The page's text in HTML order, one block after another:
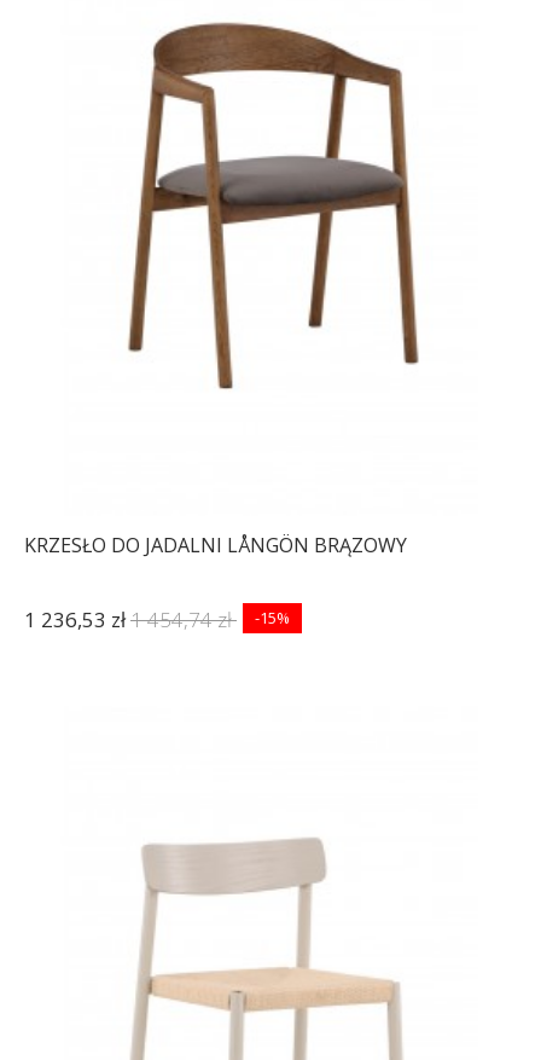
KRZESŁO DO JADALNI LÅNGÖN BRĄZOWY
1 236,53 zł1 454,74 zł -15%